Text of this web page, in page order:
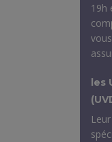
19h
les